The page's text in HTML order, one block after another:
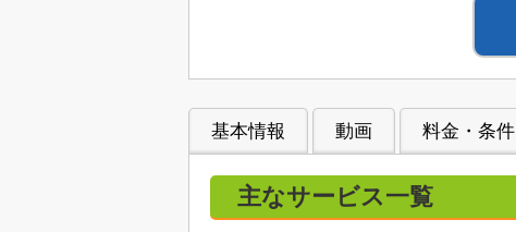
基本情報 動画 料金・条件
主なサービス一覧